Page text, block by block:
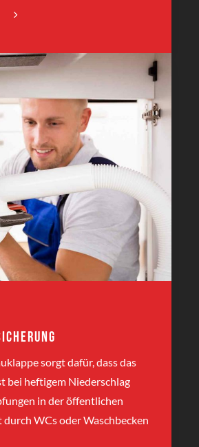
sorgt dafür, dass das
bei heftigem Niederschlag
in der öffentlichen
WCs oder Waschbecken